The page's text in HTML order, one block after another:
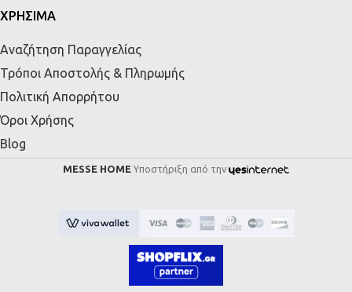
ΧΡΗΣΙΜΑ
Αναζήτηση Παραγγελίας
Τρόποι Αποστολής & Πληρωμής
Πολιτική Απορρήτου
Όροι Χρήσης
Blog
MESSE HOME Υποστήριξη από την